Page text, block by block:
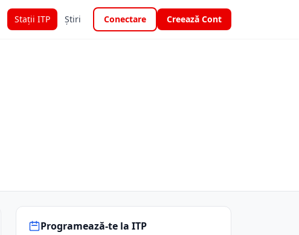
Stații ITP Știri Conectare Creează Cont
Programează-te la ITP